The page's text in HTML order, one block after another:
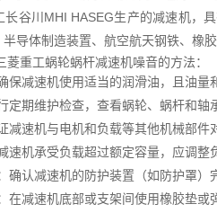
长谷川MHI HASEG生产的减速机，
导体制造装置、航空航天钢铁、橡
菱重工蜗轮蜗杆减速机噪音的方法：
保减速机使用适当的润滑油，且油量
定期维护检查，查看蜗轮、蜗杆和轴
减速机与电机和负载等其他机械部件
速机承受负载超过额定容量，应调整
确认减速机的防护装置（如防护罩）
在减速机底部或支架间使用橡胶垫或